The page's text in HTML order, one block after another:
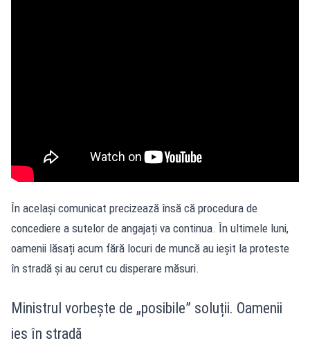
În același comunicat precizează însă că procedura de
concediere a sutelor de angajați va continua. În ultimele luni,
oamenii lăsați acum fără locuri de muncă au ieșit la proteste
în stradă și au cerut cu disperare măsuri.
Ministrul vorbește de „posibile” soluții. Oamenii
ies în stradă